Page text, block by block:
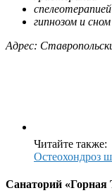
спелеотерапией
гипнозом и сном
Адрес:
Читайте также:
Остеохондроз
Санаторий «Горная